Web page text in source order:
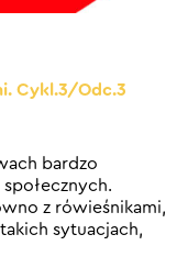
Cykl.3/Odc.3
bardzo
z rówieśnikami,
sytuacjach,